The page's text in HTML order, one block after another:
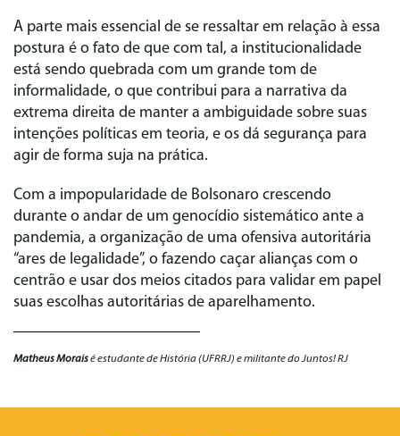
A parte mais essencial de se ressaltar em relação à essa
postura é o fato de que com tal, a institucionalidade
está sendo quebrada com um grande tom de
informalidade, o que contribui para a narrativa da
extrema direita de manter a ambiguidade sobre suas
intenções políticas em teoria, e os dá segurança para
agir de forma suja na prática.
Com a impopularidade de Bolsonaro crescendo
durante o andar de um genocídio sistemático ante a
pandemia, a organização de uma ofensiva autoritária
“ares de legalidade”, o fazendo caçar alianças com o
centrão e usar dos meios citados para validar em papel
suas escolhas autoritárias de aparelhamento.
Matheus Moraisé estudante de História (UFRRJ) e militante do Juntos! RJ